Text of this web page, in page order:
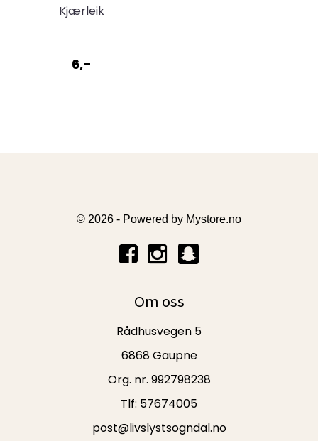
Kjærleik
6,-
© 2026 - Powered by Mystore.no
Om oss
Rådhusvegen 5
6868 Gaupne
Org. nr. 992798238
Tlf: 57674005
post@livslystsogndal.no